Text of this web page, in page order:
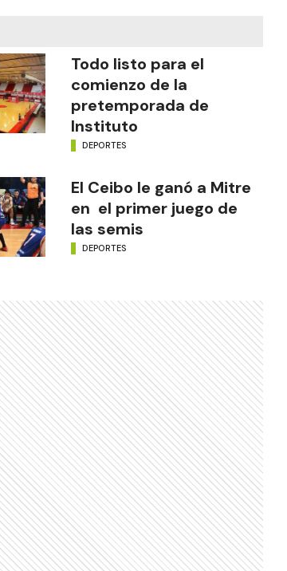
Todo listo para el
comienzo de la
pretemporada de
Instituto
DEPORTES
El Ceibo le ganó a Mitre
en el primer juego de
las semis
DEPORTES